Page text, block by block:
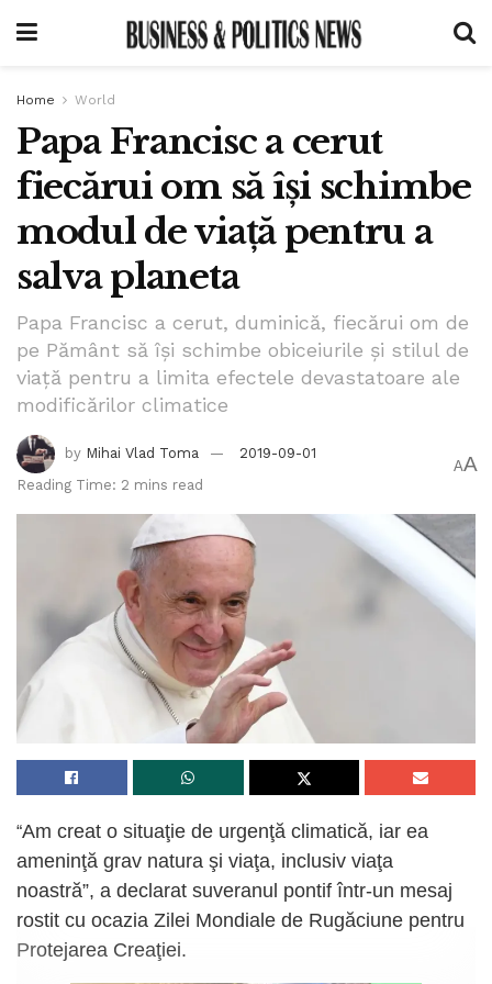
Home World
Papa Francisc a cerut
fiecărui om să îşi schimbe
modul de viaţă pentru a
salva planeta
Papa Francisc a cerut, duminică, fiecărui om de
pe Pământ să îşi schimbe obiceiurile şi stilul de
viaţă pentru a limita efectele devastatoare ale
modificărilor climatice
by Mihai Vlad Toma
2019-09-01
Reading Time: 2 mins read
AA
“Am creat o situaţie de urgenţă climatică, iar ea
ameninţă grav natura şi viaţa, inclusiv viaţa
noastră”, a declarat suveranul pontif într-un mesaj
rostit cu ocazia Zilei Mondiale de Rugăciune pentru
Protejarea Creaţiei.